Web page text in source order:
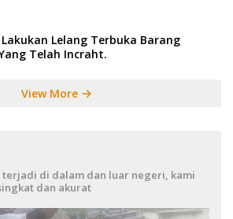
Lelang Terbuka Barang
Telah Incraht.
View More
di dalam dan luar negeri, kami
dan akurat